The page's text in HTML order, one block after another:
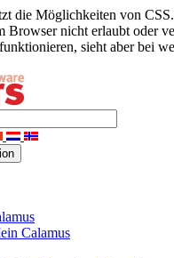
die Möglichkeiten von
Browser nicht erlaubt oder
sieht aber bei
Calamus